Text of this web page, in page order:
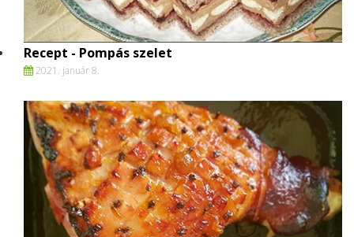
Recept - Pompás szelet
2021. január 8.